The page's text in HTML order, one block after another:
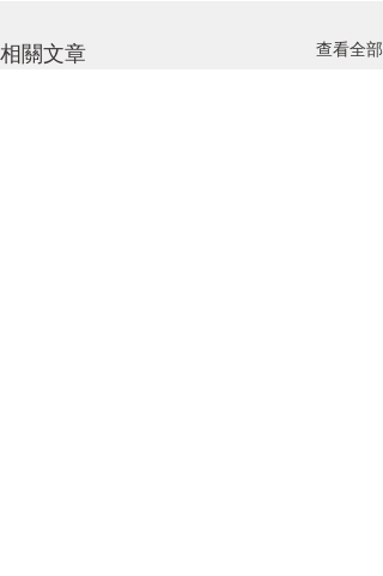
相關文章 查看全部